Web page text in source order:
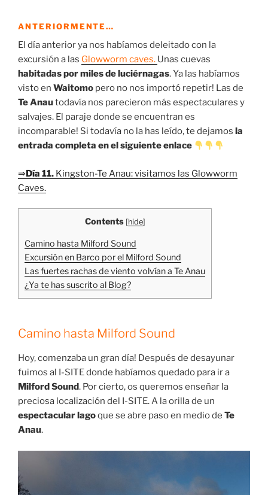
ANTERIORMENTE…
El día anterior ya nos habíamos deleitado con la
excursión a las Glowworm caves. Unas cuevas
habitadas por miles de luciérnagas. Ya las habíamos
visto en Waitomo pero no nos importó repetir! Las de
Te Anautodavía nos parecieron más espectaculares y
salvajes. El paraje donde se encuentran es
incomparable! Si todavía no la has leído, te dejamos la
entrada completa en el siguiente enlace
⇒Día 11. Kingston-Te Anau: visitamos las Glowworm
Caves.
Contents [hide]
Camino hasta Milford Sound
Excursión en Barco por el Milford Sound
Las fuertes rachas de viento volvían a Te Anau
¿Ya te has suscrito al Blog?
Camino hasta Milford Sound
Hoy, comenzaba un gran día! Después de desayunar
fuimos al I-SITE donde habíamos quedado para ir a
Milford Sound. Por cierto, os queremos enseñar la
preciosa localización del I-SITE. A la orilla de un
espectacular lagoque se abre paso en medio de Te
Anau.